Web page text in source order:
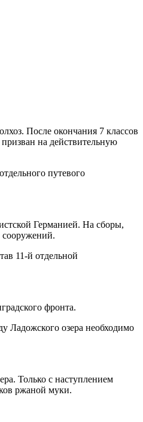
После окончания 7 классов
на действительную
отдельного путевого
Германией. На сборы,
сооружений.
11-й отдельной
фронта.
Ладожского озера необходимо
Только с наступлением
ржаной муки.